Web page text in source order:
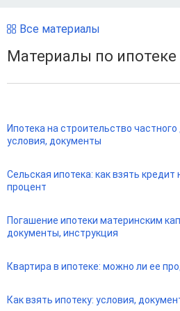
Все материалы
Материалы по ипотеке
Ипотека на строительство
условия, документы
Сельская ипотека: как взять
процент
Погашение ипотеки материнским
документы, инструкция
Квартира в ипотеке: можно ли ее
Как взять ипотеку: условия,